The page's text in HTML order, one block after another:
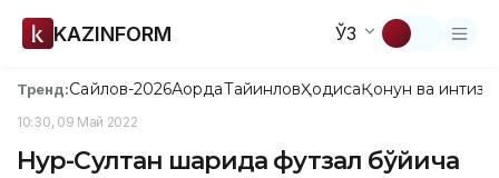
KAZINFORM ЎЗ
Тренд:Сайлов-2026АқордаТайинловҲодисаҚонун ва
10:30, 09 Май 2022
Нур-Султан шаҳрида футзал бўйича